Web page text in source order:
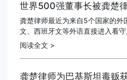
世界500强董事长被龚楚
龚楚律师最近为来自5个国家的外
文、西班牙文等外语直接进入看
名在押人员办成了取保候审，包含
阅读全文 >
龚楚律师为巴基斯坦毒贩